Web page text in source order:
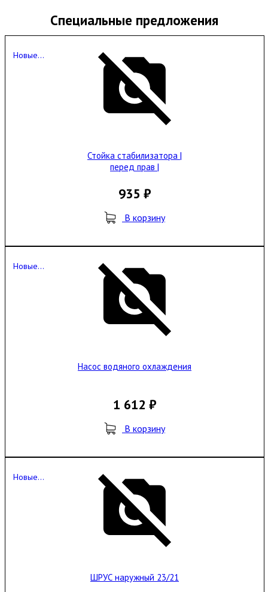
Специальные предложения
Новые...
Стойка стабилизатора |
перед прав |
935 ₽
В корзину
Новые...
Насос водяного охлаждения
1 612 ₽
В корзину
Новые...
ШРУС наружный 23/21